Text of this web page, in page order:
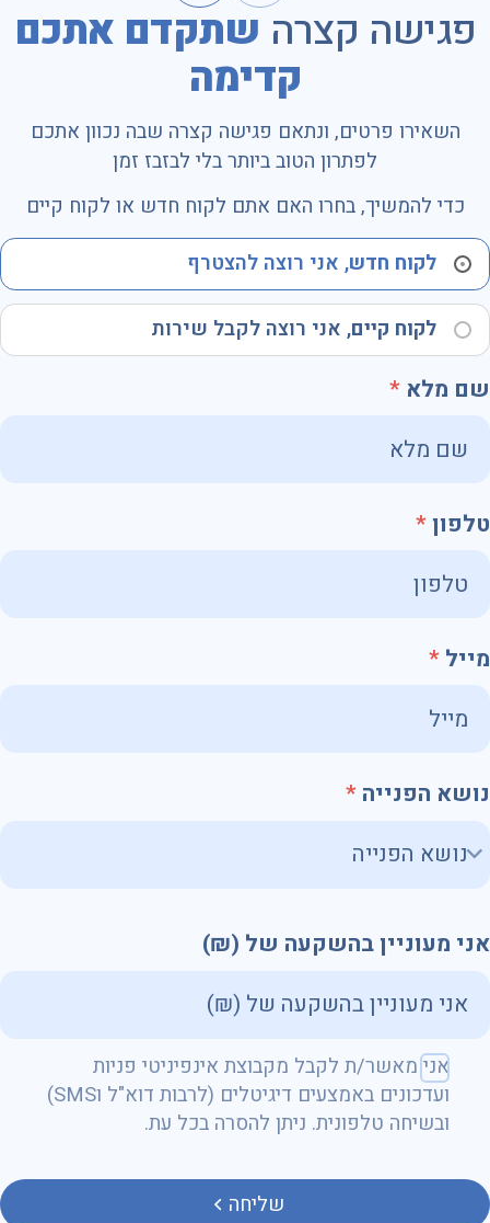
פגישה קצרה שתקדם אתכם
קדימה
השאירו פרטים, ונתאם פגישה קצרה שבה נכוון אתכם
לפתרון הטוב ביותר בלי לבזבז זמן
כדי להמשיך, בחרו האם אתם לקוח חדש או לקוח קיים
לקוח חדש, אני רוצה להצטרף
לקוח קיים, אני רוצה לקבל שירות
שם מלא
טלפון
מייל
נושא הפנייה
אני מעוניין בהשקעה של (₪)
שם מלא
טלפון
אני מאשר/ת לקבל מקבוצת אינפיניטי פניות
ועדכונים באמצעים דיגיטלים (לרבות דוא"ל וSMS)
ובשיחה טלפונית. ניתן להסרה בכל עת.
שליחה